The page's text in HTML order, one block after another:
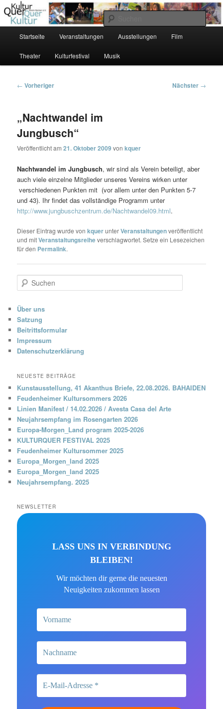
Zum
primären
Inhalt
springenKulturQuer Rhein-Neckar e.V.
Förderung zeitgenössischer Kunst und Kultur
Startseite Veranstaltungen Ausstellungen Film
Theater Kulturfestival Musik
Beitragsnavigation
← Vorheriger Nächster →
„Nachtwandel im
Jungbusch“
Veröffentlicht am21. Oktober 2009 vonkquer
Nachtwandel im Jungbusch, wir sind als Verein beteiligt, aber
auch viele einzelne Mitglieder unseres Vereins wirken unter
verschiedenen Punkten mit (vor allem unter den Punkten 5-7
und 43). Ihr findet das vollständige Programm unter
http://www.jungbuschzentrum.de/Nachtwandel09.html.
Dieser Eintrag wurde vonkquerunterVeranstaltungenveröffentlicht
und mitVeranstaltungsreiheverschlagwortet. Setze ein Lesezeichen
für den Permalink.
u
h
e
n
Über uns
Satzung
Beitrittsformular
Impressum
Datenschutzerklärung
NEUESTE BEITRÄGE
Kunstausstellung, 41 Akanthus Briefe, 22.08.2026. BAHAIDEN
Feudenheimer Kultursommers 2026
Linien Manifest / 14.02.2026 / Avesta Casa del Arte
Neujahrsempfang im Rosengarten 2026
Europa-Morgen_Land program 2025-2026
KULTURQUER FESTIVAL 2025
Feudenheimer Kultursommer 2025
Europa_Morgen_land 2025
Europa_Morgen_land 2025
Neujahrsempfang. 2025
NEWSLETTER
LASS UNS IN VERBINDUNG
BLEIBEN!
Wir möchten dir gerne die neuesten
Neuigkeiten zukommen lassen